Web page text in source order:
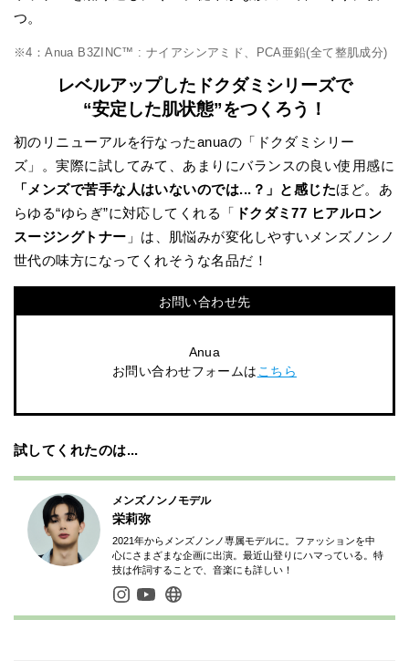
つ。
※4：Anua B3ZINC™ : ナイアシンアミド、PCA亜鉛(全て整肌成分)
レベルアップしたドクダミシリーズで
“安定した肌状態”をつくろう！
初のリニューアルを行なったanuaの「ドクダミシリー
ズ」。実際に試してみて、あまりにバランスの良い使用感に
「メンズで苦手な人はいないのでは...？」と感じたほど。あ
らゆる“ゆらぎ”に対応してくれる「 ドクダミ77 ヒアルロン
スージングトナー 」は、肌悩みが変化しやすいメンズノンノ
世代の味方になってくれそうな名品だ！
お問い合わせ先
Anua
お問い合わせフォームは こちら
試してくれたのは...
メンズノンノモデル
栄莉弥
2021年からメンズノンノ専属モデルに。ファッションを中
心にさまざまな企画に出演。最近山登りにハマっている。特
技は作詞することで、音楽にも詳しい！